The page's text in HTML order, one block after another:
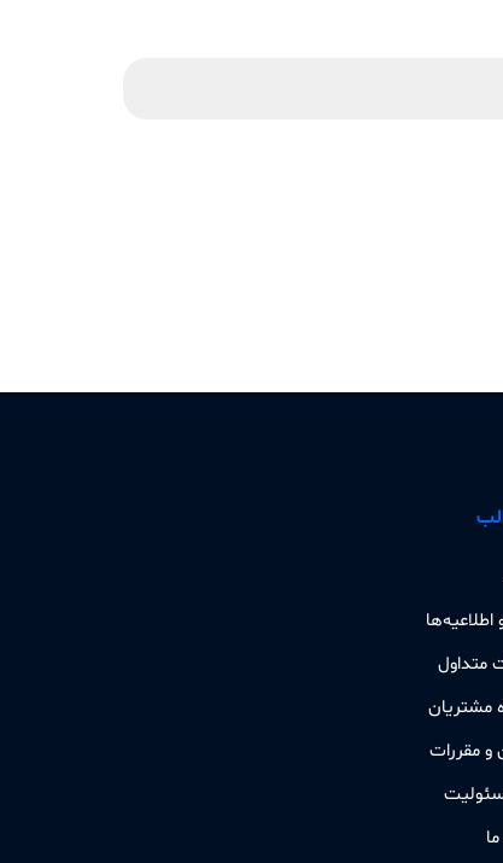
اطلاعیه‌ها
متداول
مشتریان
و مقررات